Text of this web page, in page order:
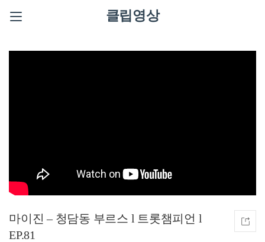
클립영상
마이진 – 청담동 부르스 l 트롯챔피언 l
EP.81